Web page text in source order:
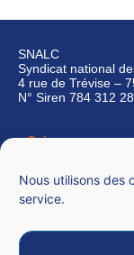
Nous utilisons des
service.
SNALC
Syndicat national
4 rue de Trévise –
N° Siren 784 312
Qui sommes-nous